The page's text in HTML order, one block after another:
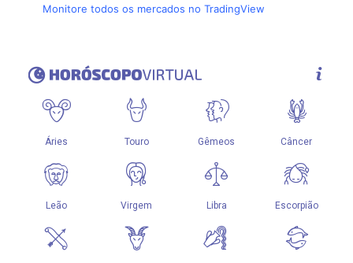
Monitore todos os mercados no TradingView